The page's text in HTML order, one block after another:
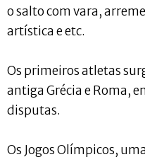
o salto com vara,
artística e etc.
Os primeiros atletas
antiga Grécia e Roma,
disputas.
Os Jogos Olímpicos,